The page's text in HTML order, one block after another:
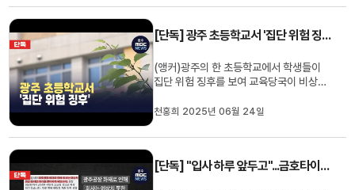
나옵니다.주현정 기자가 취재했습니다.(기
키며 빠르게 흘러갑니다....
[단독] 광주 초등학교서 '집단 위험 징후' .."교육당국 비상"
(앵커)광주의 한 초등학교에서 학생들이
집단 위험 징후를 보여 교육당국이 비상에
후를 보인 것은 이례적인 일인데요.무슨 내
최근 광주 광산구의 한 초등학교에서 위기
교 고학년 학생 5명이 자기 ...
천홍희 2025년 06월 24일
[단독] "입사 하루 앞두고"...금호타이어 신입 채용 무기한 보류